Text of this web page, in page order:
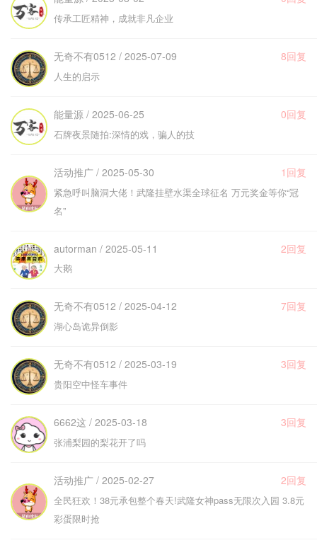
传承工匠精神，成就非凡企业
无奇不有0512 / 2025-07-09 8回复
人生的启示
能量源 / 2025-06-25 0回复
石牌夜景随拍:深情的戏，骗人的技
活动推广 / 2025-05-30 1回复
紧急呼叫脑洞大佬！武隆挂壁水渠全球征名 万元奖金等你“冠
名”
autorman / 2025-05-11 2回复
大鹅
无奇不有0512 / 2025-04-12 7回复
湖心岛诡异倒影
无奇不有0512 / 2025-03-19 3回复
贵阳空中怪车事件
6662这 / 2025-03-18 3回复
张浦梨园的梨花开了吗
活动推广 / 2025-02-27 2回复
全民狂欢！38元承包整个春天!武隆女神pass无限次入园 3.8元
彩蛋限时抢